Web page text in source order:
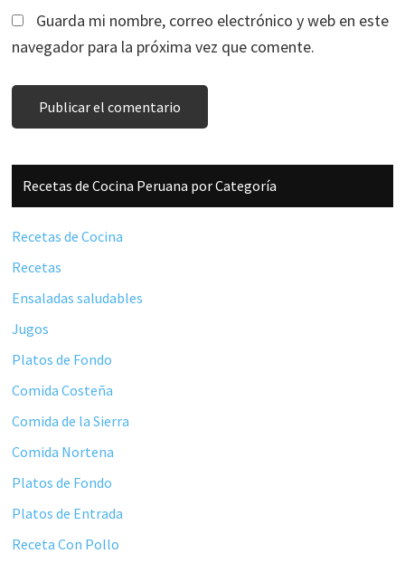
Guarda mi nombre, correo electrónico y web en este
navegador para la próxima vez que comente.
Barra
lateral
principal
Recetas de Cocina Peruana por Categoría
Recetas de Cocina
Recetas
Ensaladas saludables
Jugos
Platos de Fondo
Comida Costeña
Comida de la Sierra
Comida Nortena
Platos de Fondo
Platos de Entrada
Receta Con Pollo